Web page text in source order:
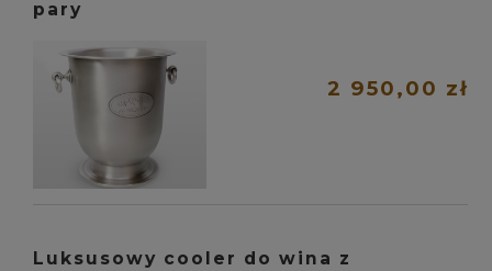
pary
2 950,00 zł
Luksusowy cooler do wina z